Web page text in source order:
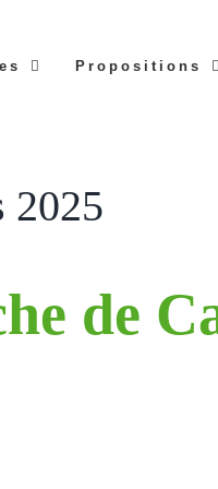
Propositions
2025
de